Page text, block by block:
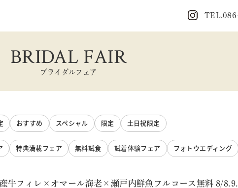
BRIDAL FAIR
ブライダルフェア
おすすめ スペシャル 限定 土日祝限定
特典満載フェア 無料試食 試着体験フェア フォトウエディング
牛フィレ×オマール海老×瀬戸内鮮魚フルコース無料 8/